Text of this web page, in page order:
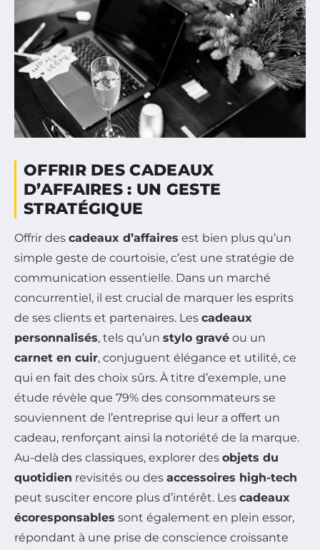
OFFRIR DES CADEAUX
D’AFFAIRES : UN GESTE
STRATÉGIQUE
Offrir des cadeaux d’affaires est bien plus qu’un
simple geste de courtoisie, c’est une stratégie de
communication essentielle. Dans un marché
concurrentiel, il est crucial de marquer les esprits
de ses clients et partenaires. Les cadeaux
personnalisés, tels qu’un stylo gravé ou un
carnet en cuir, conjuguent élégance et utilité, ce
qui en fait des choix sûrs. À titre d’exemple, une
étude révèle que 79% des consommateurs se
souviennent de l’entreprise qui leur a offert un
cadeau, renforçant ainsi la notoriété de la marque.
Au-delà des classiques, explorer des objets du
quotidien revisités ou des accessoires high-tech
peut susciter encore plus d’intérêt. Les cadeaux
écoresponsables sont également en plein essor,
répondant à une prise de conscience croissante